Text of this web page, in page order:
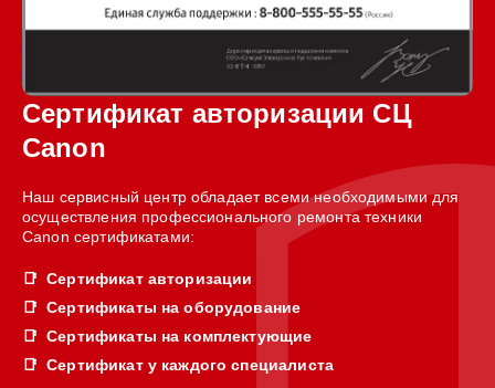
Сертификат авторизации СЦ
Canon
Наш сервисный центр обладает всеми необходимыми для
осуществления профессионального ремонта техники
Canon сертификатами:
Сертификат авторизации
Сертификаты на оборудование
Сертификаты на комплектующие
Сертификат у каждого специалиста